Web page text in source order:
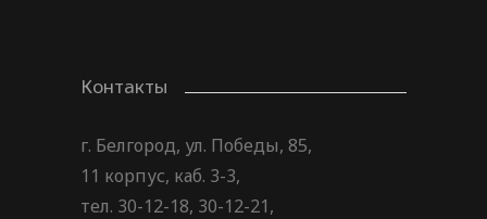
Контакты
г. Белгород, ул. Победы, 85,
11 корпус, каб. 3-3,
тел. 30-12-18, 30-12-21,